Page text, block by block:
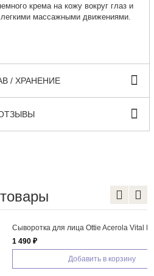
крема на кожу вокруг глаз и
массажными движениями.
/ ХРАНЕНИЕ
для лица Ottie Acerola Vital Prism Serum
Добавить в корзину